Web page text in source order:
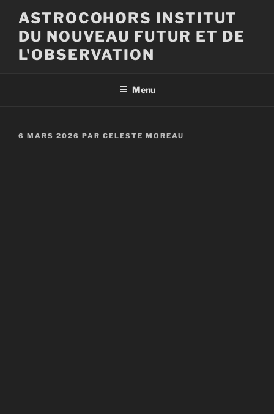
contenu
principal
ASTROCOHORS INSTITUT
DU NOUVEAU FUTUR ET DE
L'OBSERVATION
Menu
PUBLIÉ
6 MARS 2026 PAR CELESTE MOREAU